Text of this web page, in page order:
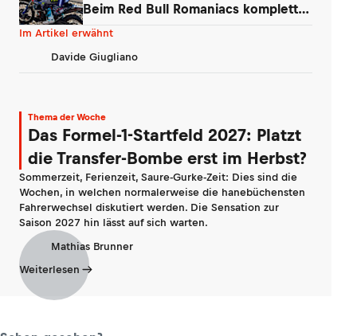
Beim Red Bull Romaniacs komplett
am Limit
Im Artikel erwähnt
Davide Giugliano
Thema der Woche
Das Formel-1-Startfeld 2027: Platzt
die Transfer-Bombe erst im Herbst?
Sommerzeit, Ferienzeit, Saure-Gurke-Zeit: Dies sind die
Wochen, in welchen normalerweise die hanebüchensten
Fahrerwechsel diskutiert werden. Die Sensation zur
Saison 2027 hin lässt auf sich warten.
Mathias Brunner
Weiterlesen